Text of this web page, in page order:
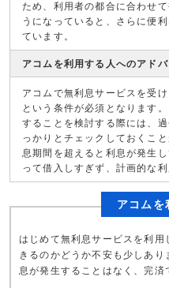
ため、利用者の都合に合わせ
うになっていると、さらに便
ています。
アコムを利用する人へのアドバ
アコムで無利息サービスを受
という条件が必須となります
することを検討する際には、
っかりとチェックしておくこ
息期間を超えると利息が発生
って借入しすぎず、計画的な
アコムを
はじめて無利息サービスを利
きるのかどうか不安も少しあ
息が発生することはなく、完済